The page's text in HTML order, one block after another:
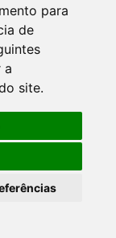
para
de
a
site.